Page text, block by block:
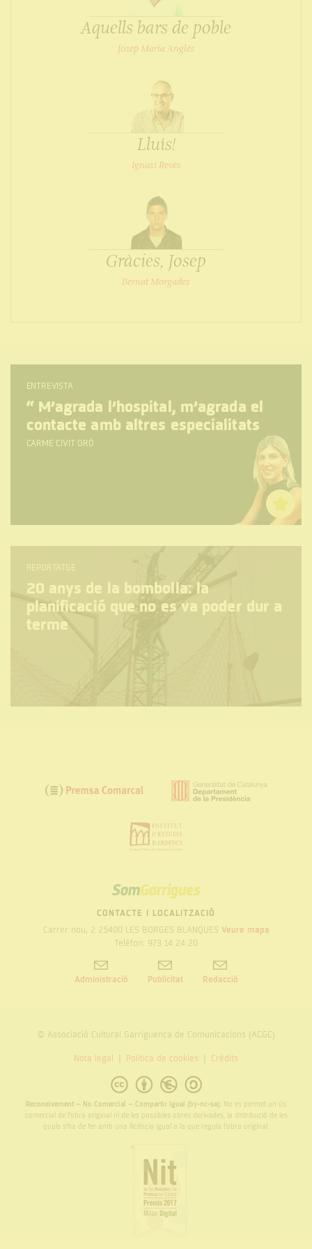
Aquells bars de poble
Josep Maria Anglès
Lluís!
Ignasi Revés
Gràcies, Josep
Bernat Morgades
ENTREVISTA
“ M’agrada l’hospital, m’agrada el
contacte amb altres especialitats
CARME CIVIT ORÓ
REPORTATGE
20 anys de la bombolla: la
planificació que no es va poder dur a
terme
SOM
GARRIGUES
CONTACTE I LOCALITZACIÓ
Carrer nou, 2 25400 LES BORGES BLANQUES Veure mapa
Telèfon: 973 14 24 20
Administració Publicitat Redacció
© Associació Cultural Garriguenca de Comunicacions (ACGC)
Nota legal Politica de cookies Crèdits
Reconeixement – No Comercial – Compartir Igual (by-nc-sa): No es permet un ús
comercial de l’obra original ni de les possibles obres derivades, la distribució de les
quals s’ha de fer amb una llicència igual a la que regula l’obra original.